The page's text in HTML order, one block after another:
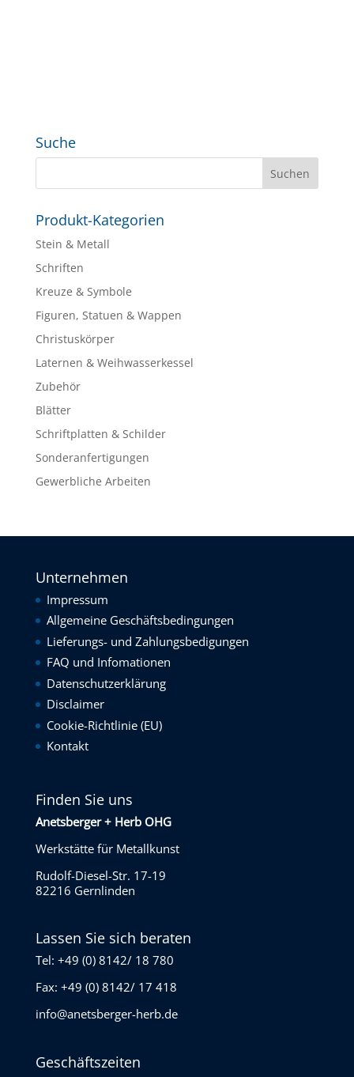
Suche
Produkt-Kategorien
Stein & Metall
Schriften
Kreuze & Symbole
Figuren, Statuen & Wappen
Christuskörper
Laternen & Weihwasserkessel
Zubehör
Blätter
Schriftplatten & Schilder
Sonderanfertigungen
Gewerbliche Arbeiten
Unternehmen
Impressum
Allgemeine Geschäftsbedingungen
Lieferungs- und Zahlungsbedigungen
FAQ und Infomationen
Datenschutzerklärung
Disclaimer
Cookie-Richtlinie (EU)
Kontakt
Finden Sie uns
Anetsberger + Herb OHG
Werkstätte für Metallkunst
Rudolf-Diesel-Str. 17-19
82216 Gernlinden
Lassen Sie sich beraten
Tel: +49 (0) 8142/ 18 780
Fax: +49 (0) 8142/ 17 418
info@anetsberger-herb.de
Geschäftszeiten